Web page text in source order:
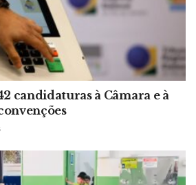
candidaturas à Câmara e à